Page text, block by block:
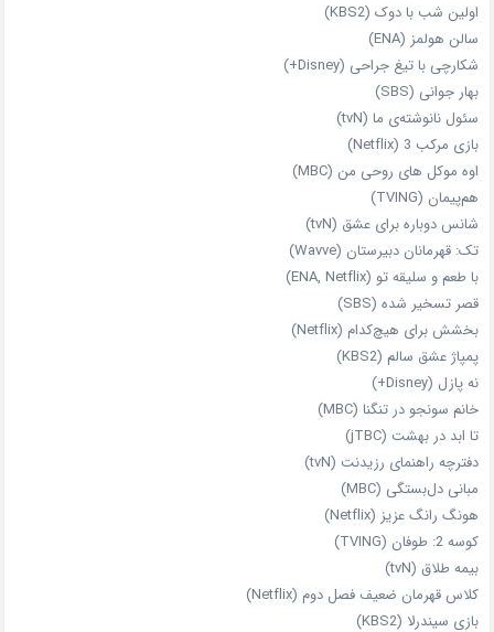
اولین شب با دوک (KBS2)
سالن هولمز (ENA)
شکارچی با تیغ جراحی (Disney+)
بهار جوانی (SBS)
سئول نانوشته‌ی ما (tvN)
بازی مرکب 3 (Netflix)
اوه موکل های روحی من (MBC)
هم‌پیمان (TVING)
شانس دوباره برای عشق (tvN)
تک: قهرمانان دبیرستان (Wavve)
با طعم و سلیقه تو (ENA, Netflix)
قصر تسخیر شده (SBS)
بخشش برای هیچ‌کدام (Netflix)
پمپاژ عشق سالم (KBS2)
نه پازل (Disney+)
خانم سونجو در تنگنا (MBC)
تا ابد در بهشت (jTBC)
دفترچه راهنمای رزیدنت (tvN)
مبانی دل‌بستگی (MBC)
هونگ رانگ عزیز (Netflix)
کوسه 2: طوفان (TVING)
بیمه طلاق (tvN)
کلاس قهرمان ضعیف فصل دوم (Netflix)
بازی سیندرلا (KBS2)